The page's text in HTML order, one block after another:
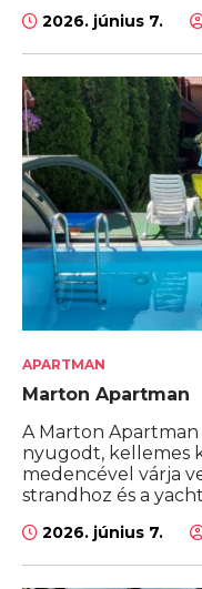
2026. június 7.
APARTMAN
Marton Apartman
A Marton
nyugodt, kellemes
medencével várja
strandhoz és a
2026. június 7.